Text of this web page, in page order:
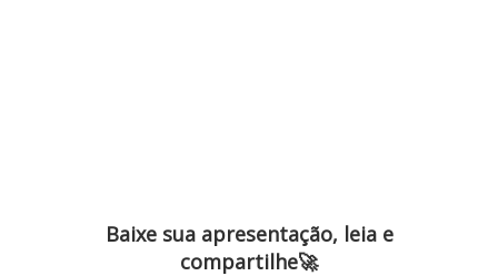
Baixe sua apresentação, leia e
compartilhe🚀